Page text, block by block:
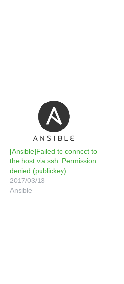
[Ansible]Failed to connect to
the host via ssh: Permission
denied (publickey)
2017/03/13
Ansible